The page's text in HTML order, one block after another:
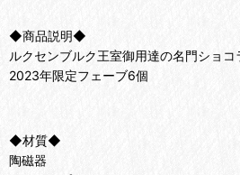
◆商品説明◆
ルクセンブルク王室御用達の名門ショ
2023年限定フェーブ6個
◆材質◆
陶磁器